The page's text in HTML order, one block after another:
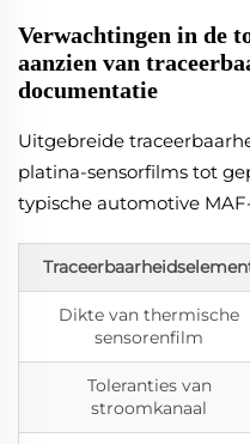
Verwachtingen in de
aanzien van
documentatie
Uitgebreide
platina-sensorfilms tot
typische automotive
Dikte van thermische
sensorenfilm
Toleranties van
stroomkanaal